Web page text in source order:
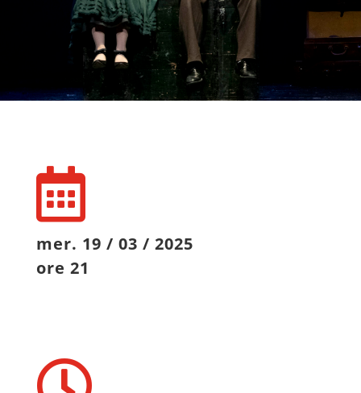
mer. 19 / 03 / 2025
ore 21